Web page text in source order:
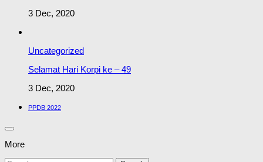
3 Dec, 2020
Uncategorized
Selamat Hari Korpi ke – 49
3 Dec, 2020
PPDB 2022
More